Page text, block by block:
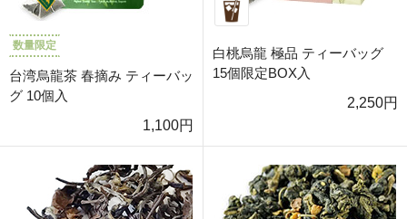
数量限定
台湾烏龍茶 春摘み ティーバッ
グ 10個入
1,100円
白桃烏龍 極品 ティーバッグ
15個限定BOX入
2,250円